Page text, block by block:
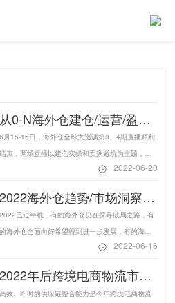
从0-N海外仓建仓/运营/盈利
实操指南-易仓WMS
6月15-16日，海外仓全球大巡演第3、4期直播顺利
结束，两场直播以建仓实操和卖家避坑为主题，邀
请了宁波良仓副总经理李伟、链仓科技（宁波发现
ANDRES、千岸集团物流总监Stephen Ao、
Caison Link总经理COCO、邮差小马CEO王海成等
嘉宾分享
2022-06-20
2022海外仓趋势/市场洞察/
仓库规划都在这一篇-易仓
WMS
2022已过半载，有的海外仓仍在探寻破局之路，有
的海外仓全面向好希望得到进一步发展，有的海外
仓企业刚刚入局，迫切需要了解建仓和运营之法。
量，共同寻找突围之法，2022年6月至9月，易仓科
技将联合TOP100海外仓企业，推出“中国海外仓全
2022-06-16
2022年后跨境电商物流市场
的发展前景怎么样
高效、即时的供应链整合能力是今年跨境电商物流